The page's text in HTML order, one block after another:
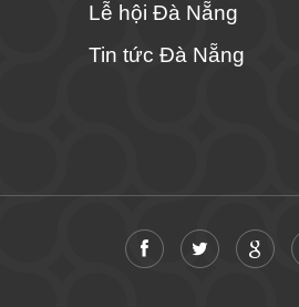
Lễ hội Đà Nẵng
Tin tức Đà Nẵng